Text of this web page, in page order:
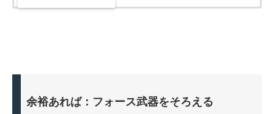
余裕あれば：フォース武器をそろえる